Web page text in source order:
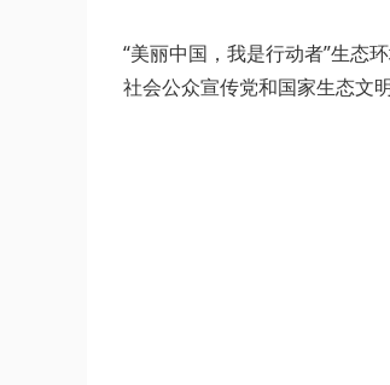
“美丽中国，我是行动者”生态
社会公众宣传党和国家生态文